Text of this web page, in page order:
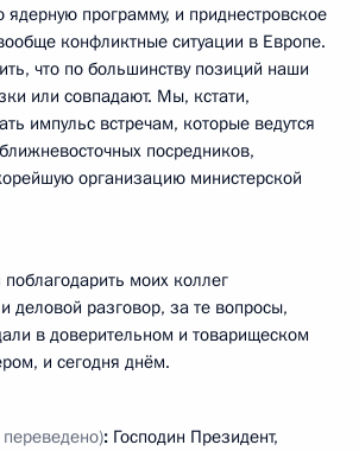
программу, и приднестровское
конфликтные ситуации в Европе.
что по большинству позиций наши
или совпадают. Мы, кстати,
импульс встречам, которые ведутся
посредников,
организацию министерской
моих коллег
деловой разговор, за те вопросы,
в доверительном и товарищеском
и сегодня днём.
: Господин Президент,